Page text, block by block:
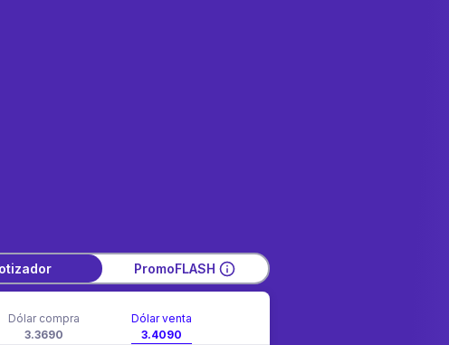
PromoFLASH
Dólar compra
3.3690
Dólar venta
3.4090